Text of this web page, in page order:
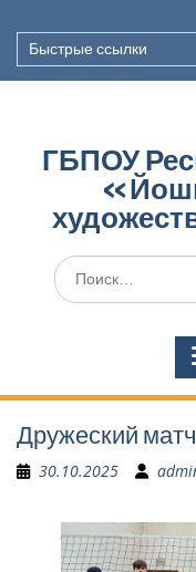
содержимому
Быстрые ссылки
ГБПОУ
Поиск
по:
Дружеский
30.10.2025